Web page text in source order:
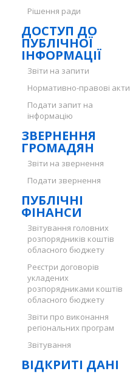
Рішення ради
ДОСТУП ДО
ПУБЛІЧНОЇ
ІНФОРМАЦІЇ
Звіти на запити
Нормативно-правові акти
Подати запит на
інформацію
ЗВЕРНЕННЯ
ГРОМАДЯН
Звіти на звернення
Подати звернення
ПУБЛІЧНІ
ФІНАНСИ
Звітування головних
розпорядників коштів
обласного бюджету
Реєстри договорів
укладених
розпорядниками коштів
обласного бюджету
Звіти про виконання
регіональних програм
Звітування
ВІДКРИТІ ДАНІ